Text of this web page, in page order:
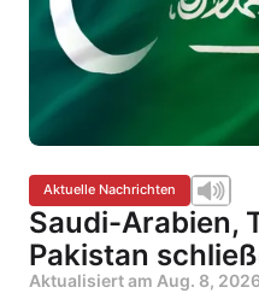
Aktuelle Nachrichten
Saudi-Arabien,
Pakistan
Aktualisiert am Aug. 8, 2026